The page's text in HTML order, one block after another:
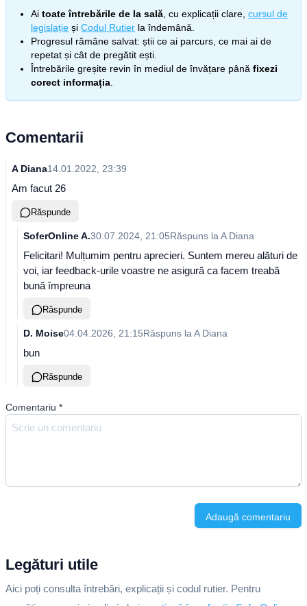
Ai toate întrebările de la sală , cu explicații clare, cursul de
legislație și Codul Rutier la îndemână.
Progresul rămâne salvat: știi ce ai parcurs, ce mai ai de
repetat și cât de pregătit ești.
Întrebările greșite revin în mediul de învățare până fixezi
corect informația
Comentarii
A Diana14.01.2022, 23:39
Am facut 26
Răspunde
SoferOnline A.30.07.2024, 21:05Răspuns la A Diana
Felicitari! Mulțumim pentru aprecieri. Suntem mereu alături de
voi, iar feedback-urile voastre ne asigură ca facem treabă
bună împreuna
Răspunde
D. Moise04.04.2026, 21:15Răspuns la A Diana
bun
Răspunde
Comentariu *
Adaugă comentariu
Legături utile
Aici poți consulta întrebări, explicații și codul rutier. Pentru